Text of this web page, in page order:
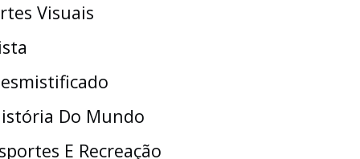
Visuais
Do Mundo
E Recreação